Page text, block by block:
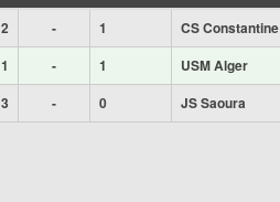
2 - 1
CS Constantine
1 - 1
USM Alger
3 - 0 JS Saoura